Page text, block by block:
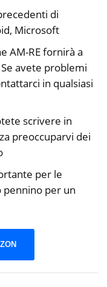
di
Microsoft
AM-RE fornirà a
avete problemi
in qualsiasi
scrivere in
preoccuparvi dei
per le
pennino per un